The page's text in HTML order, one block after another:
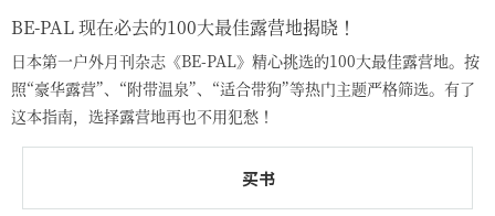
BE-PAL 现在必去的100大最佳露营地揭晓！
日本第一户外月刊杂志《BE-PAL》精心挑选的100大最佳露营地。按
照“豪华露营”、“附带温泉”、“适合带狗”等热门主题严格筛选。有了
这本指南，选择露营地再也不用犯愁！
买书